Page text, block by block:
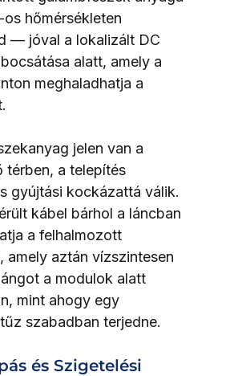
os hőmérsékleten
— jóval a lokalizált DC
alatt, amely a
meghaladhatja a
jelen van a
térben, a telepítés
gyújtási kockázattá válik.
kábel bárhol a láncban
a felhalmozott
amely aztán vízszintesen
a modulok alatt
mint ahogy egy
szabadban terjedne.
és Szigetelési